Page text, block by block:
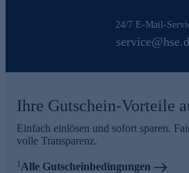
24/7 E-Mail-
Ihre Gutschein-Vorteile
Einfach einlösen und sofort sparen.
volle Transparenz.
1Alle Gutscheinbedingungen